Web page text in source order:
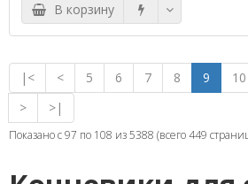
В корзину
|< < 5 6 7 8 9 10
>
>|
Показано с 97 по 108 из 5388 (всего 449